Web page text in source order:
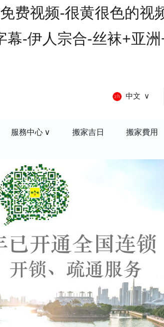
费视频-很黄很色的视
-伊人宗合-丝袜+亚
中文
服務中心 搬家吉日 搬家費用